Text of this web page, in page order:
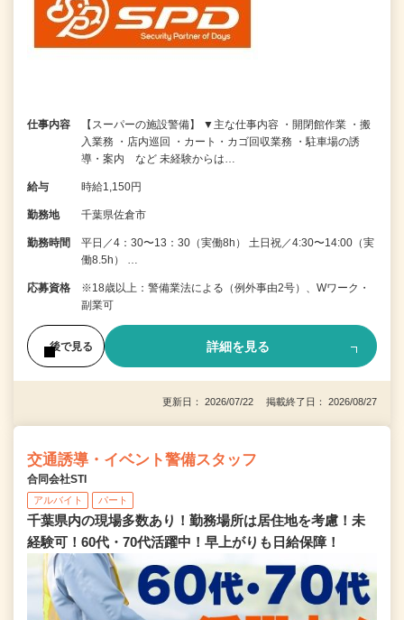
仕事内容
【スーパーの施設警備】 ▼主な仕事内容 ・開閉館作業 ・搬
入業務 ・店内巡回 ・カート・カゴ回収業務 ・駐車場の誘
導・案内 など 未経験からは…
給与 時給1,150円
勤務地 千葉県佐倉市
勤務時間
平日／4：30〜13：30（実働8h） 土日祝／4:30〜14:00（実
働8.5h） …
応募資格
※18歳以上：警備業法による（例外事由2号）、Wワーク・
副業可
後で見る 詳細を見る
更新日： 2026/07/22 掲載終了日： 2026/08/27
交通誘導・イベント警備スタッフ
合同会社STI
アルバイト パート
千葉県内の現場多数あり！勤務場所は居住地を考慮！未
経験可！60代・70代活躍中！早上がりも日給保障！